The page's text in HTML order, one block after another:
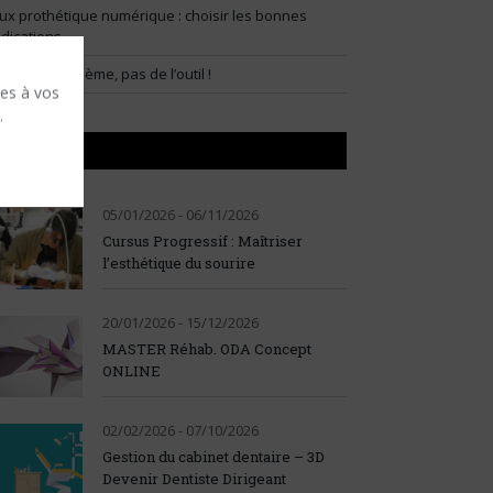
à vos
prothétique numérique : choisir les bonnes
Partir du problème, pas de l’outil !
05/01/2026 - 06/11/2026
Cursus Progressif : Maîtriser
l’esthétique du sourire
20/01/2026 - 15/12/2026
MASTER Réhab. ODA Concept
ONLINE
02/02/2026 - 07/10/2026
Gestion du cabinet dentaire – 3D
Devenir Dentiste Dirigeant